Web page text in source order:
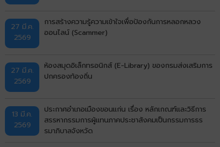
27 มี.ค.
2569
การสร้างความรู้ความเข้าใจเพื่อป้องกันการหลอกหลวง
ออนไลน์ (Scammer)
27 มี.ค.
2569
ห้องสมุดอิเล็กทรอนิกส์ (E-Library) ของกรมส่งเสริมการ
ปกครองท้องถิ่น
13 มี.ค.
2569
ประกาศอำเภอเมืองขอนแก่น เรื่อง หลักเกณฑ์และวิธีการ
สรรหากรรมการผู้แทนภาคประชาสังคมเป็นกรรมการธร
รมาภิบาลจังหวัด